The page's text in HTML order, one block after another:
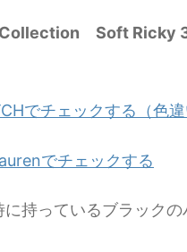
Collection Soft Ricky
でチェックする（色違
でチェックする
持っているブラックの